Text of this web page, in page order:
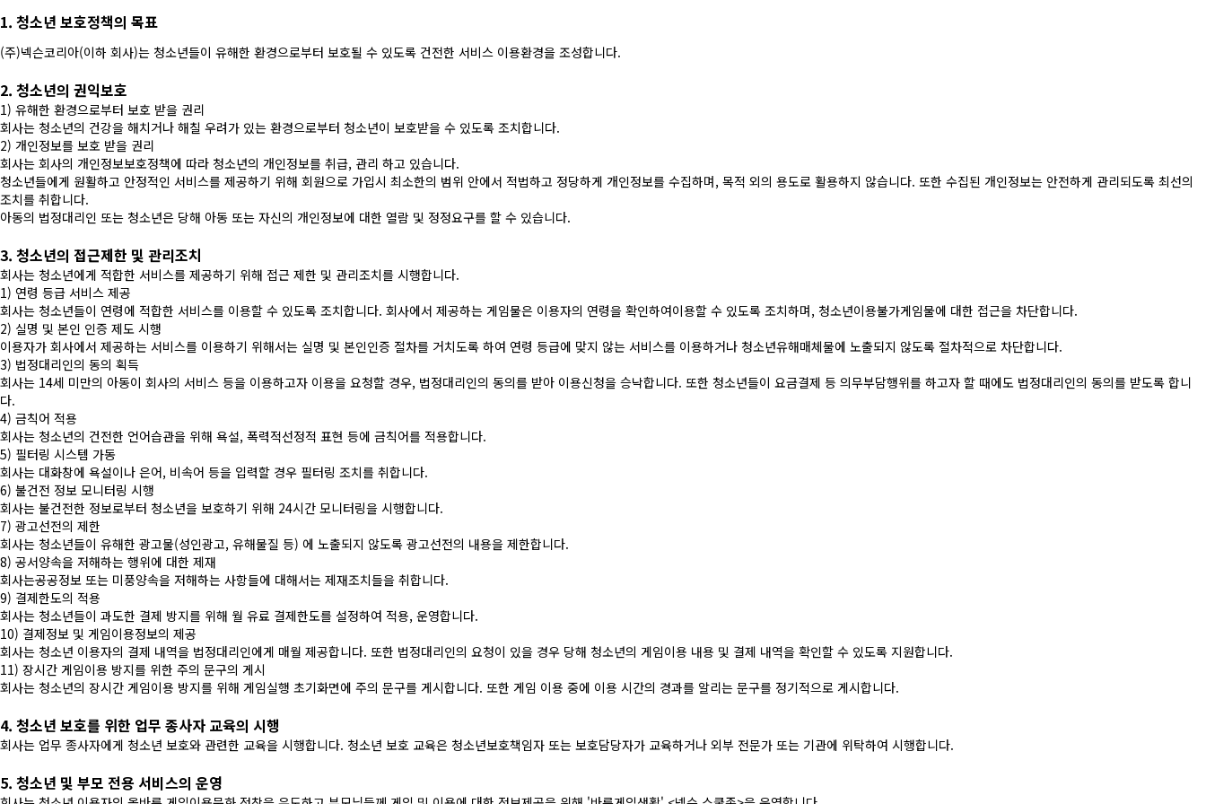
1. 청소년 보호정책의 목표
(주)넥슨코리아(이하 회사)는 청소년들이 유해한 환경으로부터 보호될 수 있도록 건전한 서비스 이용환경을 조성합니다.
2. 청소년의 권익보호
1) 유해한 환경으로부터 보호 받을 권리
회사는 청소년의 건강을 해치거나 해칠 우려가 있는 환경으로부터 청소년이 보호받을 수 있도록 조치합니다.
2) 개인정보를 보호 받을 권리
회사는 회사의 개인정보보호정책에 따라 청소년의 개인정보를 취급, 관리 하고 있습니다.
청소년들에게 원활하고 안정적인 서비스를 제공하기 위해 회원으로 가입시 최소한의 범위 안에서 적법하고 정당하게 개인정보를 수집하며, 목적 외의 용도로 활용하지 않습니다. 또한 수집된 개인정보는 안전하게 관리되도록 최선의
조치를 취합니다.
아동의 법정대리인 또는 청소년은 당해 아동 또는 자신의 개인정보에 대한 열람 및 정정요구를 할 수 있습니다.
3. 청소년의 접근제한 및 관리조치
회사는 청소년에게 적합한 서비스를 제공하기 위해 접근 제한 및 관리조치를 시행합니다.
1) 연령 등급 서비스 제공
회사는 청소년들이 연령에 적합한 서비스를 이용할 수 있도록 조치합니다. 회사에서 제공하는 게임물은 이용자의 연령을 확인하여이용할 수 있도록 조치하며, 청소년이용불가게임물에 대한 접근을 차단합니다.
2) 실명 및 본인 인증 제도 시행
이용자가 회사에서 제공하는 서비스를 이용하기 위해서는 실명 및 본인인증 절차를 거치도록 하여 연령 등급에 맞지 않는 서비스를 이용하거나 청소년유해매체물에 노출되지 않도록 절차적으로 차단합니다.
3) 법정대리인의 동의 획득
회사는 14세 미만의 아동이 회사의 서비스 등을 이용하고자 이용을 요청할 경우, 법정대리인의 동의를 받아 이용신청을 승낙합니다. 또한 청소년들이 요금결제 등 의무부담행위를 하고자 할 때에도 법정대리인의 동의를 받도록 합니
다.
4) 금칙어 적용
회사는 청소년의 건전한 언어습관을 위해 욕설, 폭력적선정적 표현 등에 금칙어를 적용합니다.
5) 필터링 시스템 가동
회사는 대화창에 욕설이나 은어, 비속어 등을 입력할 경우 필터링 조치를 취합니다.
6) 불건전 정보 모니터링 시행
회사는 불건전한 정보로부터 청소년을 보호하기 위해 24시간 모니터링을 시행합니다.
7) 광고선전의 제한
회사는 청소년들이 유해한 광고물(성인광고, 유해물질 등) 에 노출되지 않도록 광고선전의 내용을 제한합니다.
8) 공서양속을 저해하는 행위에 대한 제재
회사는공공정보 또는 미풍양속을 저해하는 사항들에 대해서는 제재조치들을 취합니다.
9) 결제한도의 적용
회사는 청소년들이 과도한 결제 방지를 위해 월 유료 결제한도를 설정하여 적용, 운영합니다.
10) 결제정보 및 게임이용정보의 제공
회사는 청소년 이용자의 결제 내역을 법정대리인에게 매월 제공합니다. 또한 법정대리인의 요청이 있을 경우 당해 청소년의 게임이용 내용 및 결제 내역을 확인할 수 있도록 지원합니다.
11) 장시간 게임이용 방지를 위한 주의 문구의 게시
회사는 청소년의 장시간 게임이용 방지를 위해 게임실행 초기화면에 주의 문구를 게시합니다. 또한 게임 이용 중에 이용 시간의 경과를 알리는 문구를 정기적으로 게시합니다.
4. 청소년 보호를 위한 업무 종사자 교육의 시행
회사는 업무 종사자에게 청소년 보호와 관련한 교육을 시행합니다. 청소년 보호 교육은 청소년보호책임자 또는 보호담당자가 교육하거나 외부 전문가 또는 기관에 위탁하여 시행합니다.
5. 청소년 및 부모 전용 서비스의 운영